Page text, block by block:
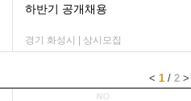
하반기 공개채용
경기 화성시 | 상시모집
< 1 / 2 >